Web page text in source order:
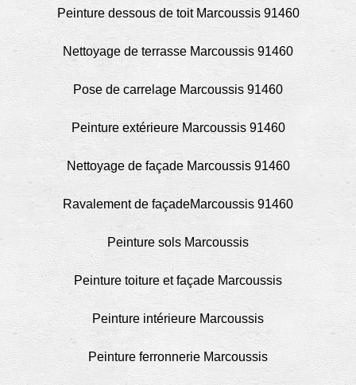
Peinture dessous de toit Marcoussis 91460
Nettoyage de terrasse Marcoussis 91460
Pose de carrelage Marcoussis 91460
Peinture extérieure Marcoussis 91460
Nettoyage de façade Marcoussis 91460
Ravalement de façadeMarcoussis 91460
Peinture sols Marcoussis
Peinture toiture et façade Marcoussis
Peinture intérieure Marcoussis
Peinture ferronnerie Marcoussis